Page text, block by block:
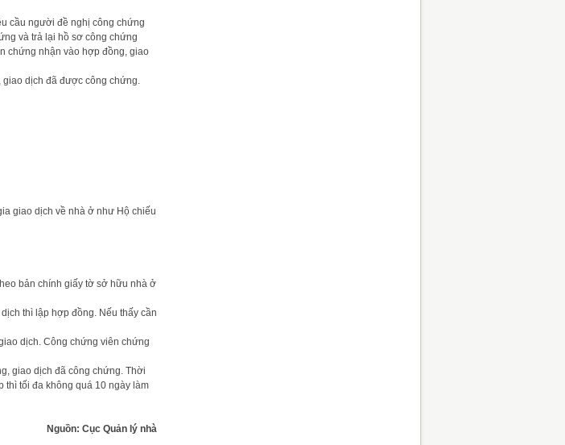
cầu người đề nghị công chứng
và trả lại hồ sơ công chứng
chứng nhận vào hợp đồng, giao
dịch đã được công chứng.
giao dịch về nhà ở như Hộ chiếu
bản chính giấy tờ sở hữu nhà ở
thì lập hợp đồng. Nếu thấy cần
dịch. Công chứng viên chứng
giao dịch đã công chứng. Thời
thì tối đa không quá 10 ngày làm
Nguồn: Cục Quản lý nhà